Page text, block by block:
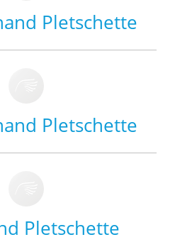
Pletschette
Pletschette
Pletschette